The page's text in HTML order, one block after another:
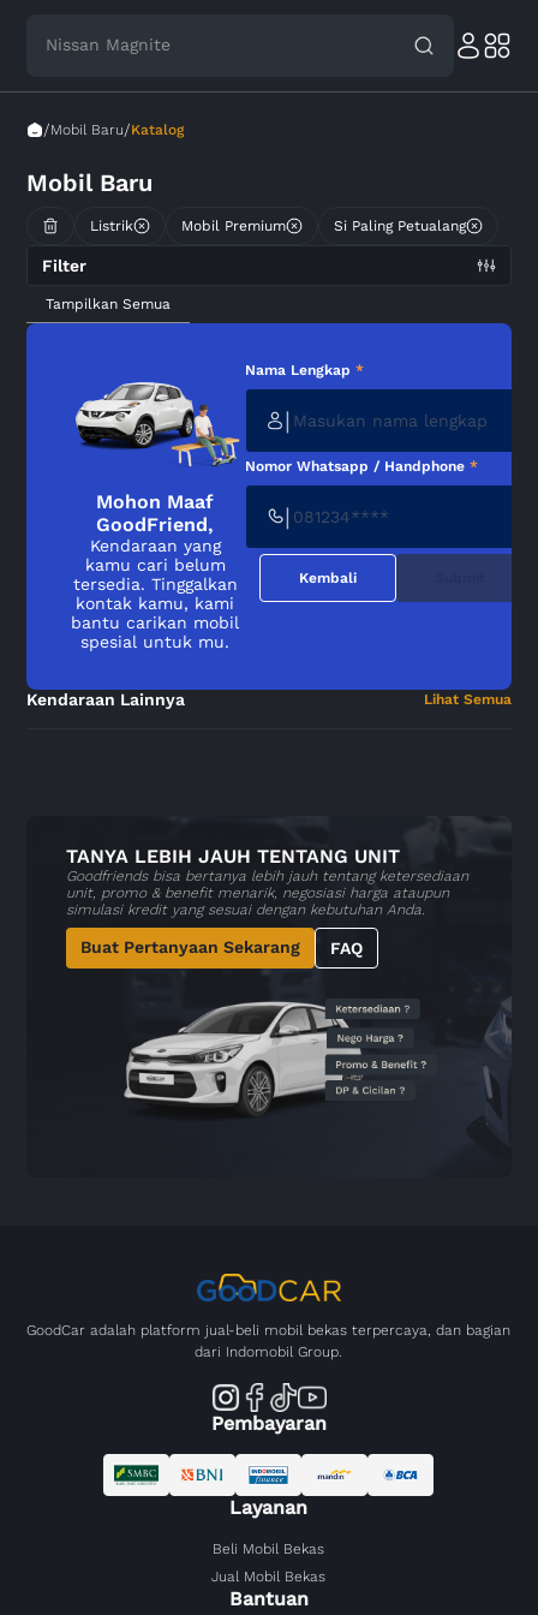
Nissan Magnite
/Mobil Baru/Katalog
Mobil Baru
Listrik Mobil Premium Si Paling Petualang
Filter
Tampilkan Semua
Mohon Maaf
GoodFriend,
Kendaraan yang
kamu cari belum
tersedia. Tinggalkan
kontak kamu, kami
bantu carikan mobil
spesial untuk mu.
Nama Lengkap*
|
Nomor Whatsapp / Handphone*
|
Kembali
Kendaraan Lainnya Lihat Semua
TANYA LEBIH JAUH TENTANG UNIT
Goodfriends bisa bertanya lebih jauh tentang ketersediaan
unit, promo & benefit menarik, negosiasi harga ataupun
simulasi kredit yang sesuai dengan kebutuhan Anda.
Buat Pertanyaan Sekarang FAQ
GoodCar adalah platform jual-beli mobil bekas terpercaya, dan bagian
dari Indomobil Group.
Pembayaran
Layanan
Beli Mobil Bekas
Jual Mobil Bekas
Bantuan